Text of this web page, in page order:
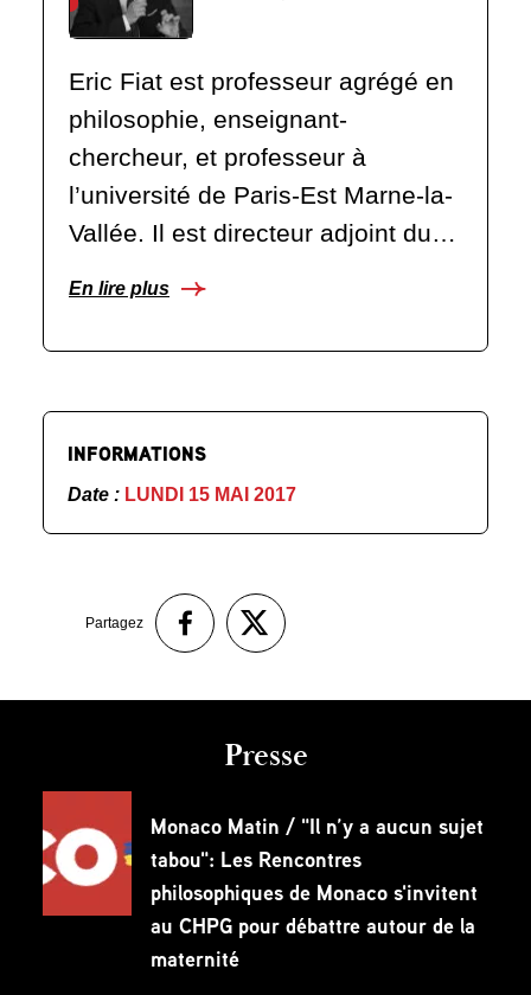
Eric Fiat est professeur agrégé en
philosophie, enseignant-
chercheur, et professeur à
l’université de Paris-Est Marne-la-
Vallée. Il est directeur adjoint du…
En lire plus
INFORMATIONS
Date : LUNDI 15 MAI 2017
Partagez
Presse
Monaco Matin / "Il n’y a aucun sujet
tabou": Les Rencontres
philosophiques de Monaco s'invitent
au CHPG pour débattre autour de la
maternité